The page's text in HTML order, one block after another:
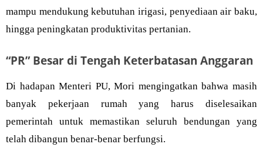
mampu mendukung kebutuhan irigasi, penyediaan air baku,
hingga peningkatan produktivitas pertanian.
“PR” Besar di Tengah Keterbatasan Anggaran
Di hadapan Menteri PU, Mori mengingatkan bahwa masih
banyak pekerjaan rumah yang harus diselesaikan
pemerintah untuk memastikan seluruh bendungan yang
telah dibangun benar-benar berfungsi.